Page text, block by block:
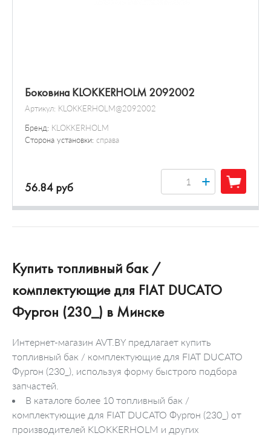
Боковина KLOKKERHOLM 2092002
Артикул: KLOKKERHOLM@2092002
Бренд: KLOKKERHOLM
Сторона установки: справа
56.84 руб +
Купить топливный бак /
комплектующие для FIAT DUCATO
Фургон (230_) в Минске
Интернет-магазин AVT.BY предлагает купить
топливный бак / комплектующие для FIAT DUCATO
Фургон (230_), используя форму быстрого подбора
запчастей.
В каталоге более 10 топливный бак /
комплектующие для FIAT DUCATO Фургон (230_) от
производителей KLOKKERHOLM и других